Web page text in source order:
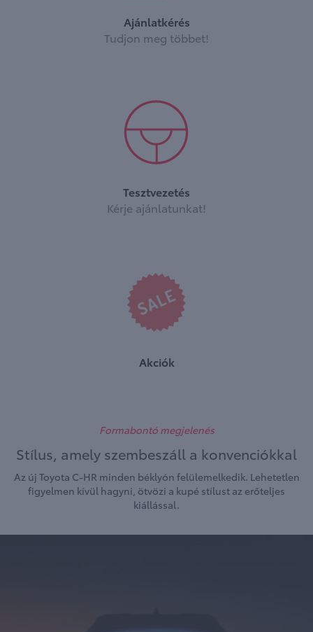
Ajánlatkérés
Tudjon meg többet!
Tesztvezetés
Kérje ajánlatunkat!
Akciók
Formabontó megjelenés
Stílus, amely szembeszáll a konvenciókkal
Az új Toyota C-HR minden béklyón felülemelkedik. Lehetetlen
figyelmen kívül hagyni, ötvözi a kupé stílust az erőteljes
kiállással.